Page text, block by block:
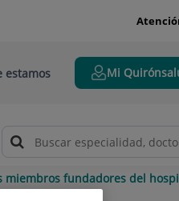
estamos Mi
miembros fundadores del